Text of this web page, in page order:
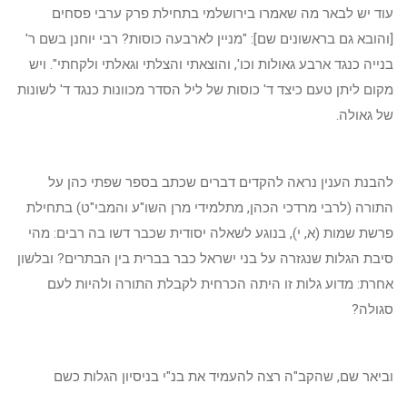
עוד יש לבאר מה שאמרו בירושלמי בתחילת פרק ערבי פסחים
[והובא גם בראשונים שם]: "מניין לארבעה כוסות? רבי יוחנן בשם ר'
בנייה כנגד ארבע גאולות וכו', והוצאתי והצלתי וגאלתי ולקחתי". ויש
מקום ליתן טעם כיצד ד' כוסות של ליל הסדר מכוונות כנגד ד' לשונות
של גאולה.
להבנת הענין נראה להקדים דברים שכתב בספר שפתי כהן על
התורה (לרבי מרדכי הכהן, מתלמידי מרן השו"ע והמבי"ט) בתחילת
פרשת שמות (א, י), בנוגע לשאלה יסודית שכבר דשו בה רבים: מהי
סיבת הגלות שנגזרה על בני ישראל כבר בברית בין הבתרים? ובלשון
אחרת: מדוע גלות זו היתה הכרחית לקבלת התורה ולהיות לעם
סגולה?
וביאר שם, שהקב"ה רצה להעמיד את בנ"י בניסיון הגלות כשם